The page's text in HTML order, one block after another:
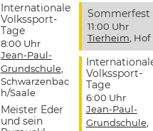
Internationale
Volkssport-
Tage
8:00 Uhr
Jean-Paul-
Grundschule,
Schwarzenbac
h/Saale
Meister Eder
und sein
Sommerfest
11:00 Uhr
Tierheim , Hof
Volkssport-
Tage
6:00 Uhr
Jean-Paul-
Grundschule,